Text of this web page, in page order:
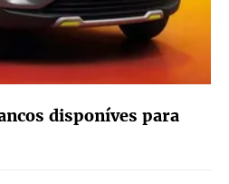
disponíves para